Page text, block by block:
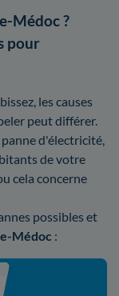
Médoc ?
pour
les causes
peut différer.
d'électricité,
de votre
cela concerne
possibles et
Médoc :